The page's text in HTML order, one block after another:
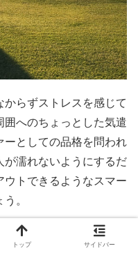
らずストレスを感じて
囲へのちょっとした気遣
ーとしての品格を問われ
が濡れないようにするだ
ウトできるようなスマー
。
遣い
トップ サイドバー